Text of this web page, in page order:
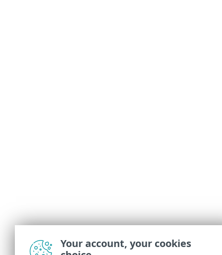
Your account, your cookies